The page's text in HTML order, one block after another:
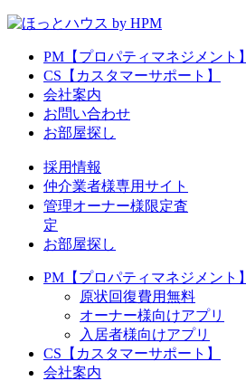
PM【プロパティマネジメント】
CS【カスタマーサポート】
会社案内
お問い合わせ
お部屋探し
採用情報
仲介業者様専用サイト
管理オーナー様限定査
定
お部屋探し
PM【プロパティマネジメント】
原状回復費用無料
オーナー様向けアプリ
入居者様向けアプリ
CS【カスタマーサポート】
会社案内